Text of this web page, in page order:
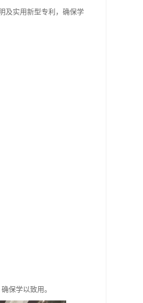
及实用新型专利，确保学
保学以致用。